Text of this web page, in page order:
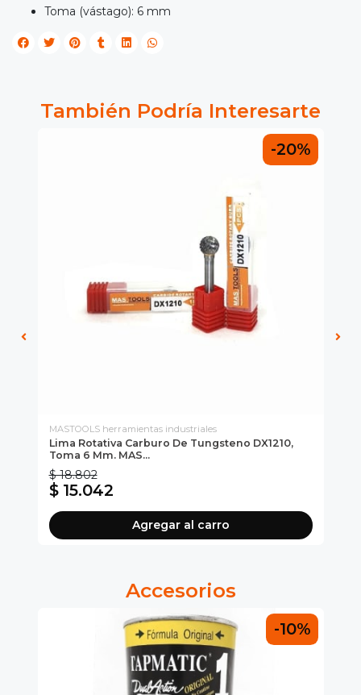
Toma (vástago): 6 mm
También Podría Interesarte
-20%
MASTOOLS herramientas industriales
Lima Rotativa Carburo De Tungsteno DX1210,
Toma 6 Mm. MAS...
$ 18.802
$ 15.042
Agregar al carro
Accesorios
-10%